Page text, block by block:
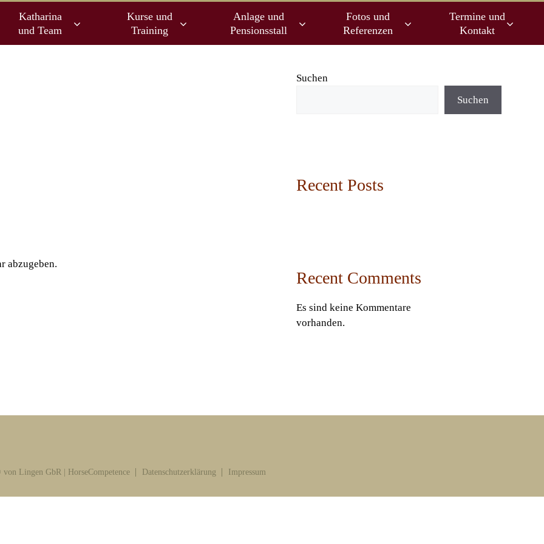
Katharina
und Team
Kurse und
Training
Anlage und
Pensionsstall
Fotos und
Referenzen
Termine und
Kontakt
abzugeben.
Suchen
Suchen
Recent Posts
Recent Comments
Es sind keine Kommentare
vorhanden.
Lingen GbR | HorseCompetence Datenschutzerklärung Impressum